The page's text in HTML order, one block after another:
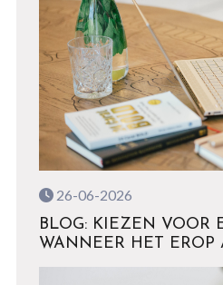
26-06-2026
BLOG: KIEZEN VOOR
WANNEER HET EROP